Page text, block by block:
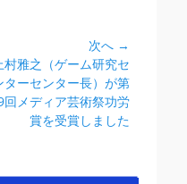
次へ →
村雅之（ゲーム研究セ
ターセンター長）が第
回メディア芸術祭功労
賞を受賞しました